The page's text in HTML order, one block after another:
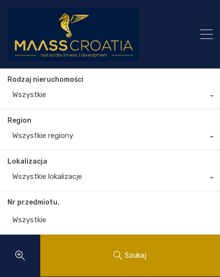
Rodzaj nieruchomości
Wszystkie
Region
Wszystkie regiony
Lokalizacja
Wszystkie lokalizacje
Nr przedmiotu.
Szukaj